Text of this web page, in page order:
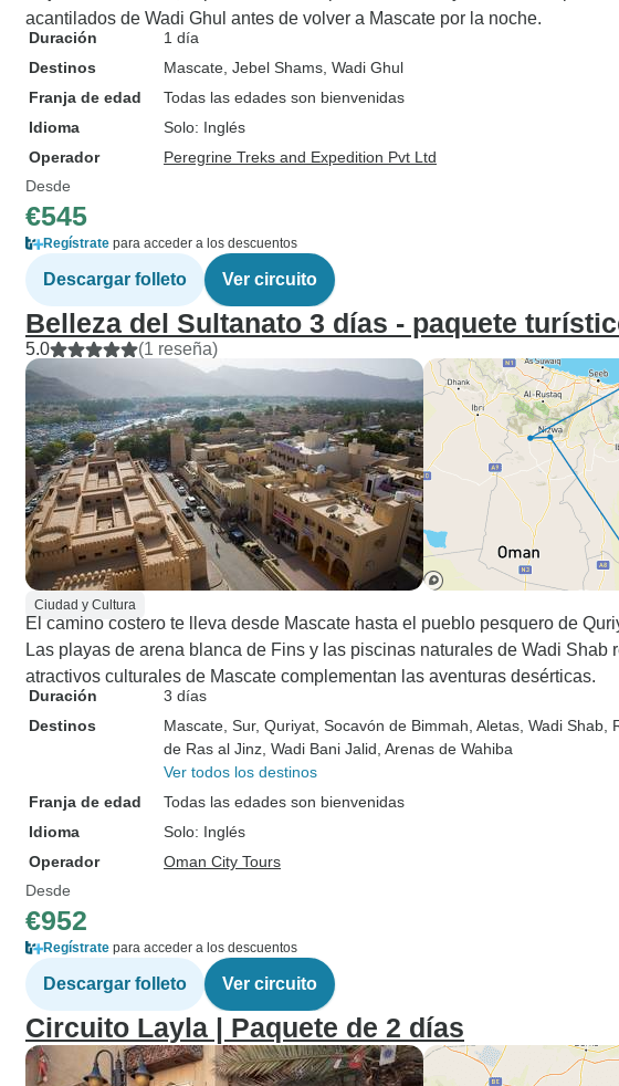
maravillas arquitectónicas.
Recomendamos esta
excursión y, en particular, te
sugerimos que preguntes por
cómodos, nos informó
detalladamente y nos explicó
en profundidad el país y la
cultura.
acantilados de Wadi Ghul antes de volver a Mascate por la noche.
Duración
1 día
Destinos
Mascate , Jebel Shams , Wadi Ghul
Franja de edad
Todas las edades son bienvenidas
Idioma
Solo: Inglés
Operador
Peregrine Treks and Expedition Pvt Ltd
Desde
€545
Regístrate para acceder a los descuentos
Descargar folleto Ver circuito
Belleza del Sultanato 3 días - paquete
5.0 (1 reseña)
Ciudad y Cultura
El camino costero te lleva desde Mascate hasta el pueblo pesquero de
Las playas de arena blanca de Fins y las piscinas naturales de Wadi Shab
atractivos culturales de Mascate complementan las aventuras desérticas.
Duración
3 días
Destinos
Mascate , Sur, Quriyat , Socavón de Bimmah , Aletas , Wadi Shab ,
de Ras al Jinz , Wadi Bani Jalid , Arenas de Wahiba
Ver todos los destinos
Franja de edad
Todas las edades son bienvenidas
Idioma
Solo: Inglés
Operador
Oman City Tours
Desde
€952
Regístrate para acceder a los descuentos
Descargar folleto Ver circuito
Circuito Layla | Paquete de 2 días